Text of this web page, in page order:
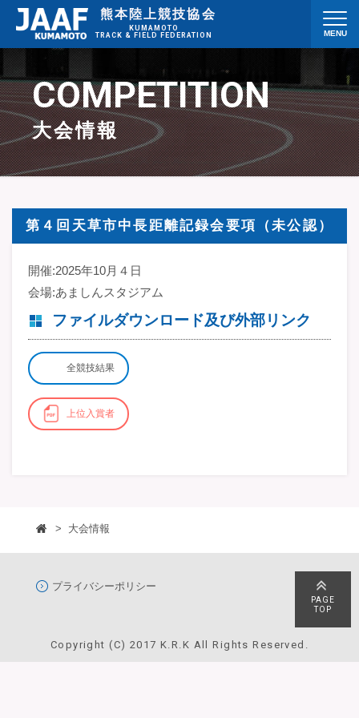
熊本陸上競技協会
KUMAMOTO
TRACK & FIELD FEDERATION
お知らせ
競技会結果 スタートリスト
要項・申し込み 県記録
リンク集
COMPETITION
大会情報
第４回天草市中長距離記録会要項（未公認）
開催:2025年10月４日
会場:あましんスタジアム
ファイルダウンロード及び外部リンク
全競技結果
上位入賞者
> 大会情報
プライバシーポリシー
Copyright (C) 2017 K.R.K All Rights Reserved.
PAGE
TOP
MENU